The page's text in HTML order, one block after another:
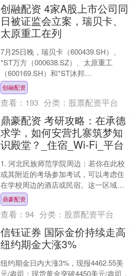
创融配资 4家A股上市公司同
日被证监会立案，瑞贝卡、
太原重工在列
7月25日晚，瑞贝卡（600439.SH）、
*ST万方（000638.SZ）、太原重工
（600169.SH）和*ST沐邦
（603398.SH）4家上市公司发布公....
创融配资
查看： 193 分类： 股票配资平台
鼎豪配资 考研攻略：在承德
求学，如何安营扎寨筑梦知
识殿堂？_住宿_Wi-Fi_平台
1. 河北民族师范学院周边：若你在此校
或其附近的考场参加考试，可以考虑住
在学校周边的酒店或民宿。这一区域环
境较为安静，且距离考场较近，能够有
效节省往返时间。 2....
鼎豪配资
查看：94 分类： 股票配资平台
信钰证券 国际金价持续走高
纽约期金大涨3%
纽约期金日内大涨3%，现报4462.55美
元/盎司；现货黄金突破4450美元/盎司，